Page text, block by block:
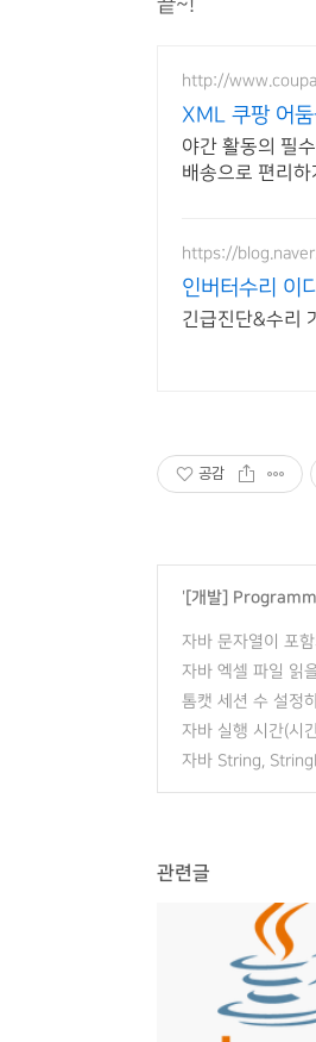
http://
XML 쿠팡 어
야간 활동의 필
배송으로 편리
https://
인버터수리 이
긴급진단&수리
공감
' [개발]
자바 문자열이 포
자바 엑셀 파일 읽
톰캣 세션 수 설정
자바 실행 시간(시
자바 String,
관련글